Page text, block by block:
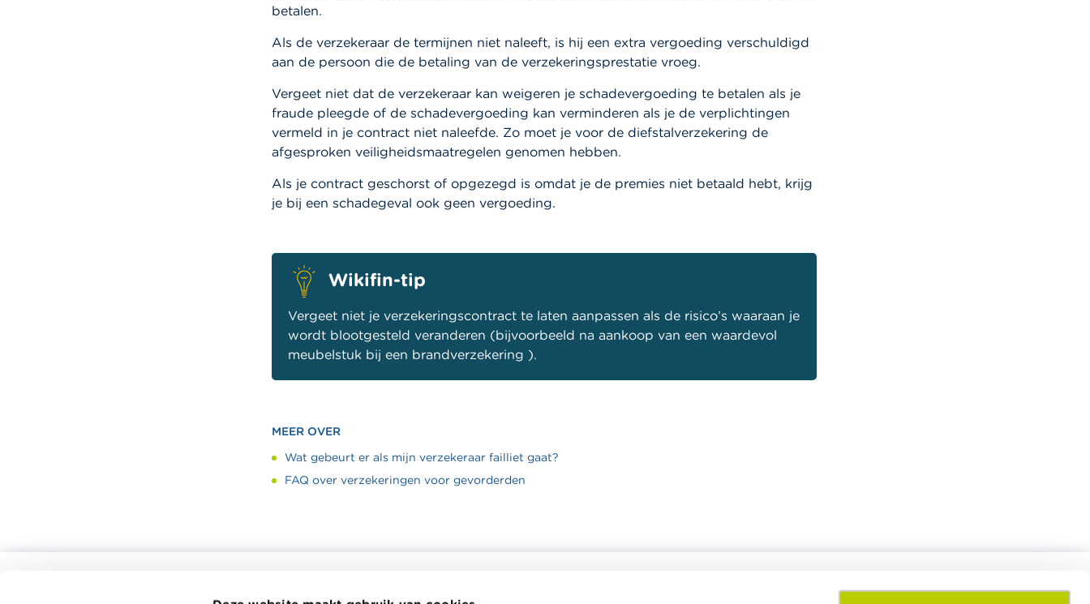
betalen.
Als de verzekeraar de termijnen niet naleeft, is hij een extra vergoeding verschuldigd
aan de persoon die de betaling van de verzekeringsprestatie vroeg.
Vergeet niet dat de verzekeraar kan weigeren je schadevergoeding te betalen als je
fraude pleegde of de schadevergoeding kan verminderen als je de verplichtingen
vermeld in je contract niet naleefde. Zo moet je voor de diefstalverzekering de
afgesproken veiligheidsmaatregelen genomen hebben.
Als je contract geschorst of opgezegd is omdat je de premies niet betaald hebt, krijg
je bij een schadegeval ook geen vergoeding.
Wikifin-tip
Vergeet niet je verzekeringscontract te laten aanpassen als de risico’s waaraan je
wordt blootgesteld veranderen (bijvoorbeeld na aankoop van een waardevol
meubelstuk bij een brandverzekering ).
MEER OVER
Wat gebeurt er als mijn verzekeraar failliet gaat?
FAQ over verzekeringen voor gevorderden